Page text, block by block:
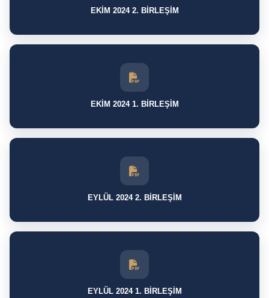
EKİM 2024 2. BİRLEŞİM
EKİM 2024 1. BİRLEŞİM
EYLÜL 2024 2. BİRLEŞİM
EYLÜL 2024 1. BİRLEŞİM